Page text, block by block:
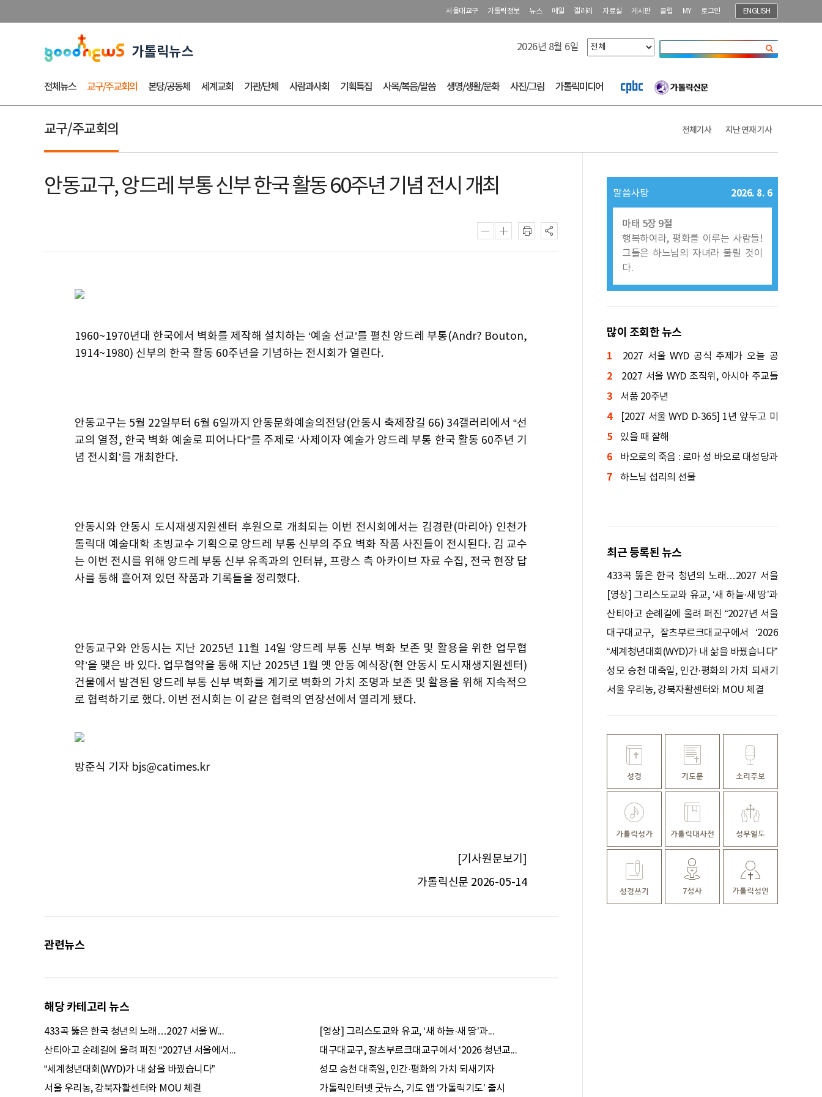
서울대교구 가톨릭정보 뉴스 메일 갤러리 자료실 게시판 클럽 MY 로그인 ENGLISH
2026년 8월 6일
전체뉴스 교구/주교회의 본당/공동체 세계교회 기관/단체 사람과사회 기획특집 사목/복음/말씀 생명/생활/문화 사진/그림 가톨릭미디어
교구/주교회의 전체기사 지난 연재 기사
안동교구, 앙드레 부통 신부 한국 활동 60주년 기념 전시 개최
1960~1970년대 한국에서 벽화를 제작해 설치하는 ‘예술 선교’를 펼친 앙드레 부통(Andr? Bouton,
1914~1980) 신부의 한국 활동 60주년을 기념하는 전시회가 열린다.
안동교구는 5월 22일부터 6월 6일까지 안동문화예술의전당(안동시 축제장길 66) 34갤러리에서 “선
교의 열정, 한국 벽화 예술로 피어나다”를 주제로 ‘사제이자 예술가 앙드레 부통 한국 활동 60주년 기
념 전시회’를 개최한다.
안동시와 안동시 도시재생지원센터 후원으로 개최되는 이번 전시회에서는 김경란(마리아) 인천가
톨릭대 예술대학 초빙교수 기획으로 앙드레 부통 신부의 주요 벽화 작품 사진들이 전시된다. 김 교수
는 이번 전시를 위해 앙드레 부통 신부 유족과의 인터뷰, 프랑스 측 아카이브 자료 수집, 전국 현장 답
사를 통해 흩어져 있던 작품과 기록들을 정리했다.
안동교구와 안동시는 지난 2025년 11월 14일 ‘앙드레 부통 신부 벽화 보존 및 활용을 위한 업무협
약’을 맺은 바 있다. 업무협약을 통해 지난 2025년 1월 옛 안동 예식장(현 안동시 도시재생지원센터)
건물에서 발견된 앙드레 부통 신부 벽화를 계기로 벽화의 가치 조명과 보존 및 활용을 위해 지속적으
로 협력하기로 했다. 이번 전시회는 이 같은 협력의 연장선에서 열리게 됐다.
방준식 기자 bjs@catimes.kr
[기사원문보기]
가톨릭신문 2026-05-14
관련뉴스
해당 카테고리 뉴스
433곡 뚫은 한국 청년의 노래…2027 서울 W...
[영상] 그리스도교와 유교, ‘새 하늘·새 땅’과...
산티아고 순례길에 울려 퍼진 “2027년 서울에서...
대구대교구, 잘츠부르크대교구에서 ‘2026 청년교...
“세계청년대회(WYD)가 내 삶을 바꿨습니다”
성모 승천 대축일, 인간·평화의 가치 되새기자
서울 우리농, 강북자활센터와 MOU 체결
가톨릭인터넷 굿뉴스, 기도 앱 ‘가톨릭기도’ 출시
말씀사탕 2026. 8. 6
마태 5장 9절
행복하여라, 평화를 이루는 사람들!
그들은 하느님의 자녀라 불릴 것이
다.
많이 조회한 뉴스
1
2027 서울 WYD 공식 주제가 오늘 공
개…한국인 곡 선정
2
2027 서울 WYD 조직위, 아시아 주교들
에게 준비 현황 소개
3 서품 20주년
4
[2027 서울 WYD D-365] 1년 앞두고 미
니 WYD 열린다
5 있을 때 잘해
6
바오로의 죽음 : 로마 성 바오로 대성당과
세 분수의 바오로 성당
7 하느님 섭리의 선물
최근 등록된 뉴스
433곡 뚫은 한국 청년의 노래…2027 서울
WYD 공식 주제가로
[영상] 그리스도교와 유교, ‘새 하늘·새 땅’과
‘대동’을 말하다
산티아고 순례길에 울려 퍼진 “2027년 서울
에서 만나요!”
대구대교구, 잘츠부르크대교구에서 ‘2026
청년교류모임’
“세계청년대회(WYD)가 내 삶을 바꿨습니다”
성모 승천 대축일, 인간·평화의 가치 되새기
자
서울 우리농, 강북자활센터와 MOU 체결